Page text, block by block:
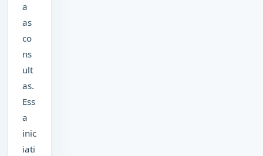
a
as
co
ns
ult
as.
Ess
a
inic
iati